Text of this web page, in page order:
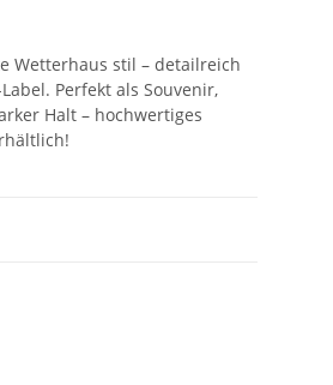
Wetterhaus stil – detailreich
Perfekt als Souvenir,
Halt – hochwertiges